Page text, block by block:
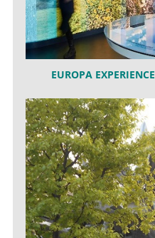
EUROPA EXPERIENCE